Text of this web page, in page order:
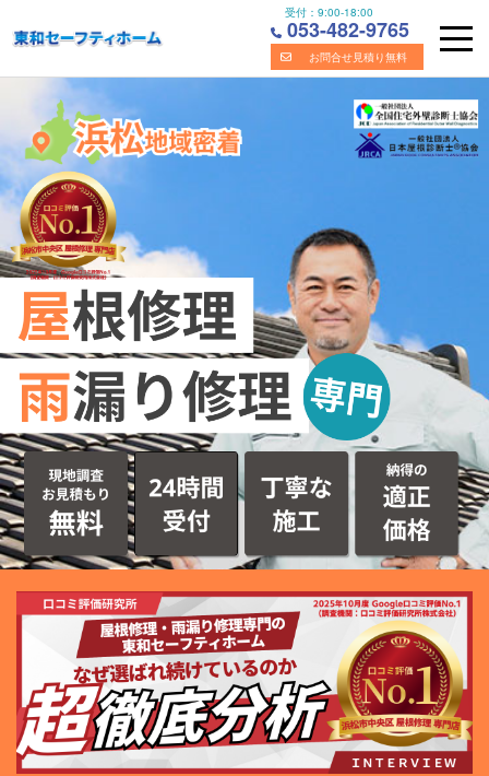
content
受付： 9:00-18:00
053-482-9765
お問合せ見積り無料
浜松市の屋根・雨漏り修理の専門業者｜株式会社東和セーフ
ティホーム